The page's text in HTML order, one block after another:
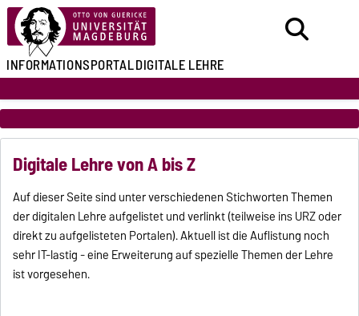
INFORMATIONSPORTALDIGITALE LEHRE
Digitale Lehre von A bis Z
Auf dieser Seite sind unter verschiedenen Stichworten Themen
der digitalen Lehre aufgelistet und verlinkt (teilweise ins URZ oder
direkt zu aufgelisteten Portalen). Aktuell ist die Auflistung noch
sehr IT-lastig - eine Erweiterung auf spezielle Themen der Lehre
ist vorgesehen.